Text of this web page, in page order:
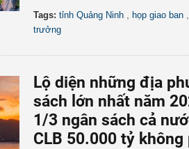
Tags: tỉnh Quảng Ninh họp giao ban
trưởng
Lộ diện những địa
sách lớn nhất năm
1/3 ngân sách cả
CLB 50.000 tỷ không